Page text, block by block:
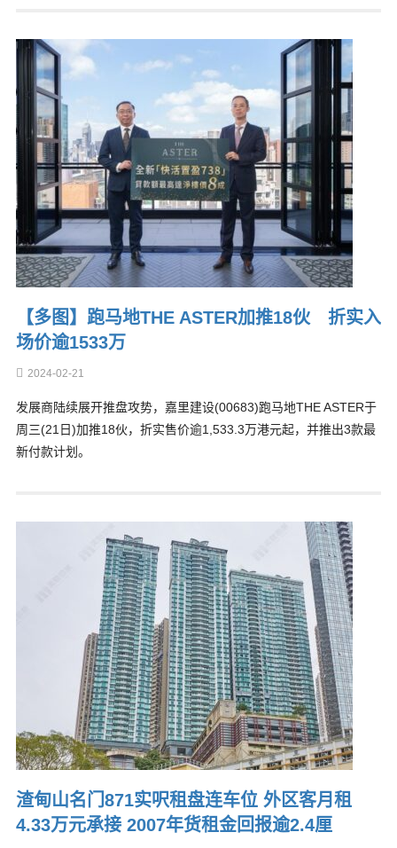
【多图】跑马地THE ASTER加推18伙 折实入
场价逾1533万
2024-02-21
发展商陆续展开推盘攻势，嘉里建设(00683)跑马地THE ASTER于
周三(21日)加推18伙，折实售价逾1,533.3万港元起，并推出3款最
新付款计划。
渣甸山名门871实呎租盘连车位 外区客月租
4.33万元承接 2007年货租金回报逾2.4厘